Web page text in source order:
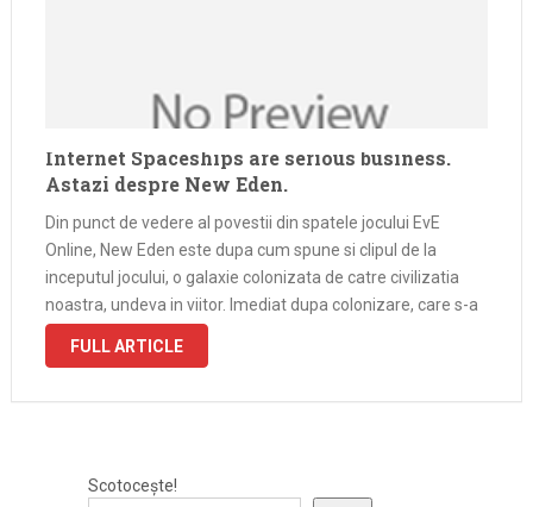
Internet Spaceships are serious business.
Astazi despre New Eden.
Din punct de vedere al povestii din spatele jocului EvE
Online, New Eden este dupa cum spune si clipul de la
inceputul jocului, o galaxie colonizata de catre civilizatia
noastra, undeva in viitor. Imediat dupa colonizare, care s-a
facut prin intermediul unei gauri de vierme (EVE …
FULL ARTICLE
Scotocește!